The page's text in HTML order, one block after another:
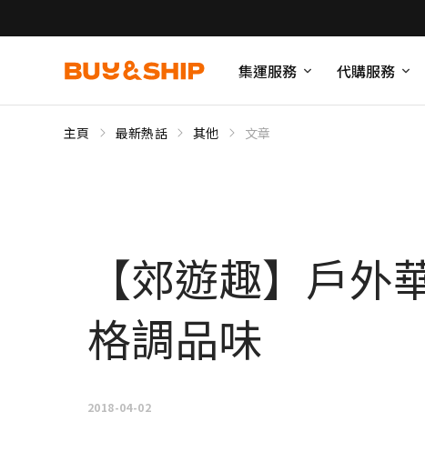
集運服務 代購服務
主頁 最新熱話 其他 文章
【郊遊趣】戶
格調品味
2018-04-02